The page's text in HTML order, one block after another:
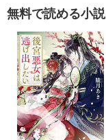
無料で読める小説